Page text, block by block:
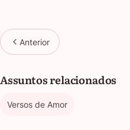
Anterior
Assuntos relacionados
Versos de Amor